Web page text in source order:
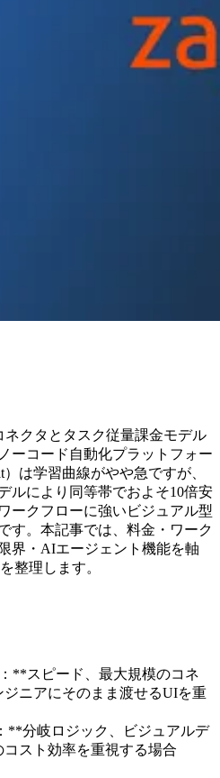
ネクタとタスク従量課金モデル
ーコード自動化プラットフォー
）は学習曲線がやや急ですが、
ルにより同等帯でおよそ10倍安
ークフローに強いビジュアル型
す。本記事では、料金・ワーク
界・AIエージェント機能を軸
整理します。
**スピード、最大規模のコネ
ジニアにそのまま渡せるUIを重
**分岐ロジック、ビジュアルデ
スト効率を重視する場合